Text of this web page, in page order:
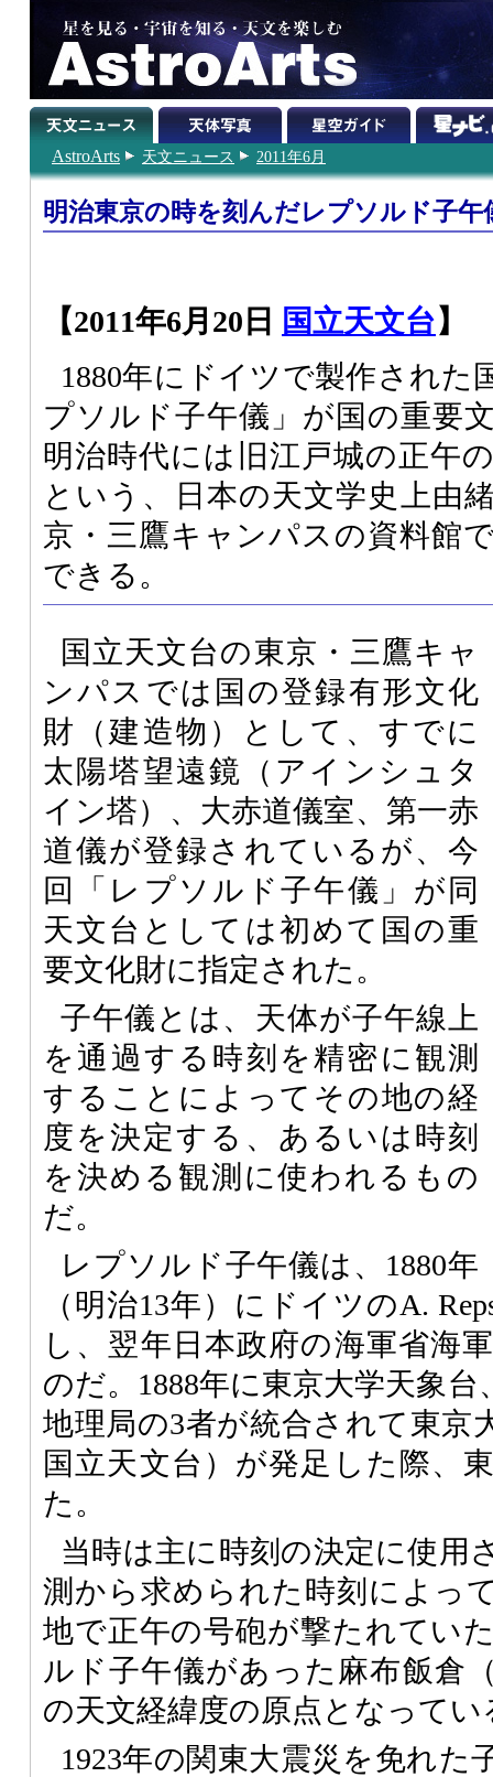
AstroArts 天文ニュース 2011年6月
明治東京の時を刻んだレプソルド子午
【2011年6月20日 国立天文台】
1880年にドイツで製作された
プソルド子午儀」が国の重要
明治時代には旧江戸城の正午
という、日本の天文学史上由
京・三鷹キャンパスの資料館
できる。
国立天文台の東京・三鷹キャ
ンパスでは国の登録有形文化
財（建造物）として、すでに
太陽塔望遠鏡（アインシュタ
イン塔）、大赤道儀室、第一赤
道儀が登録されているが、今
回「レプソルド子午儀」が同
天文台としては初めて国の重
要文化財に指定された。
子午儀とは、天体が子午線上
を通過する時刻を精密に観測
することによってその地の経
度を決定する、あるいは時刻
を決める観測に使われるもの
だ。
レプソルド子午儀は、1880年
（明治13年）にドイツのA.
し、翌年日本政府の海軍省海
のだ。1888年に東京大学天象
地理局の3者が統合されて東京
国立天文台）が発足した際、
た。
当時は主に時刻の決定に使用
測から求められた時刻によっ
地で正午の号砲が撃たれてい
ルド子午儀があった麻布飯倉
の天文経緯度の原点となってい
1923年の関東大震災を免れた